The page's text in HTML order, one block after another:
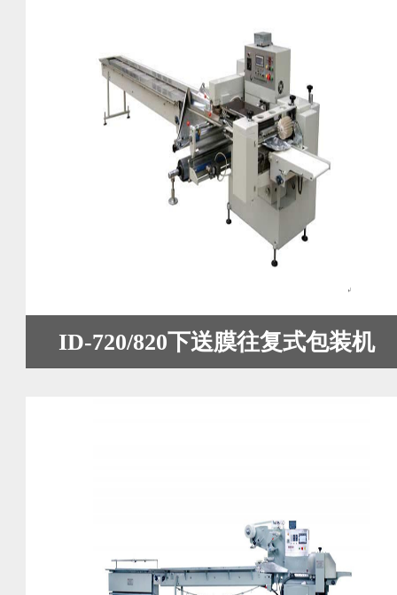
ID-720/820下送膜往复式包装机